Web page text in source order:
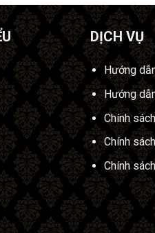
DỊCH VỤ
Hướng
Hướng
Chính
Chính
Chính